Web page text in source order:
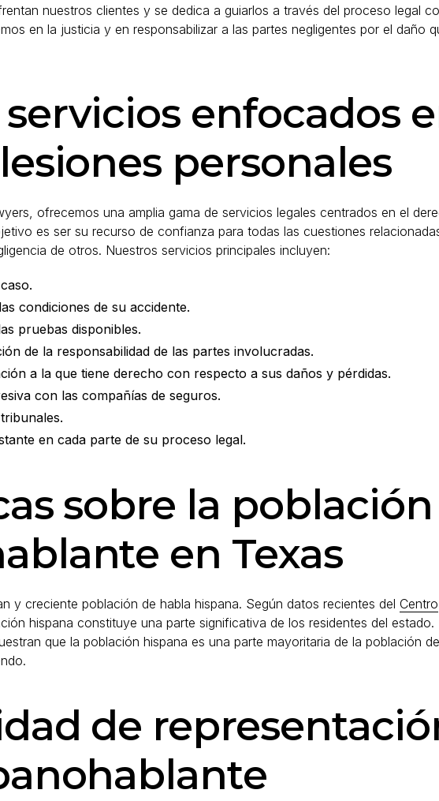
nuestros clientes y se dedica a guiarlos a través del proceso legal
en la justicia y en responsabilizar a las partes negligentes por el daño
enfocados
personales
ofrecemos una amplia gama de servicios legales centrados en el
es ser su recurso de confianza para todas las cuestiones
de otros. Nuestros servicios principales incluyen:
condiciones de su accidente.
pruebas disponibles.
de la responsabilidad de las partes involucradas.
a la que tiene derecho con respecto a sus daños y pérdidas.
con las compañías de seguros.
en cada parte de su proceso legal.
sobre la población
en Texas
y creciente población de habla hispana. Según datos recientes del Centro
hispana constituye una parte significativa de los residentes del estado.
que la población hispana es una parte mayoritaria de la población
de